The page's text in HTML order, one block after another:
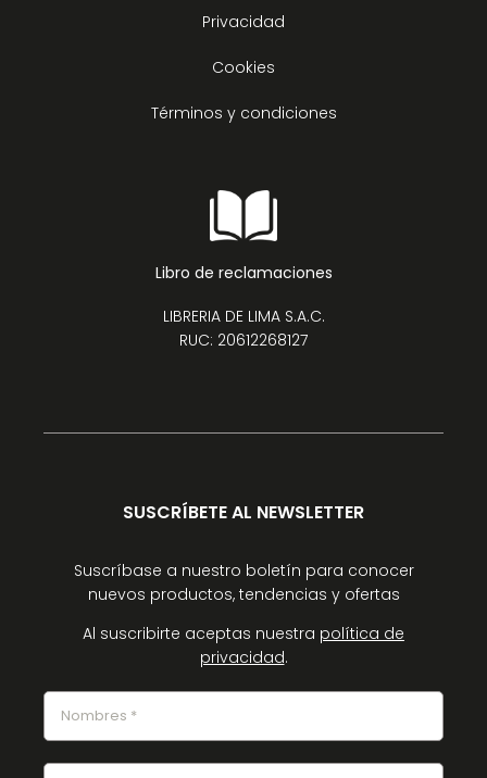
Privacidad
Cookies
Términos y condiciones
Libro de reclamaciones
LIBRERIA DE LIMA S.A.C.
RUC: 20612268127
SUSCRÍBETE AL NEWSLETTER
Suscríbase a nuestro boletín para conocer
nuevos productos, tendencias y ofertas
Al suscribirte aceptas nuestra política de
privacidad.